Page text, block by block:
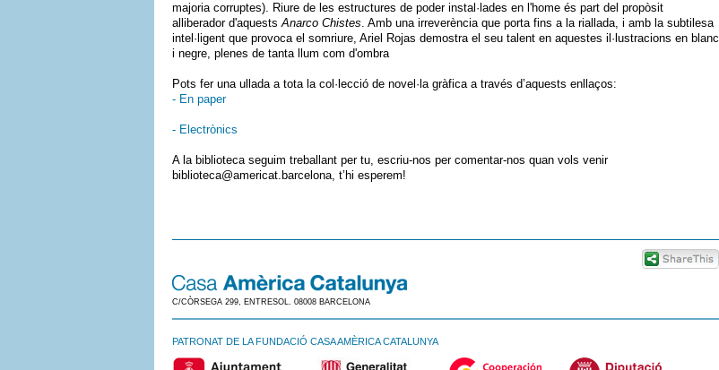
majoria corruptes). Riure de les estructures de poder instal·lades en l'home és part del propòsit
alliberador d'aquestsAnarco Chistes. Amb una irreverència que porta fins a la riallada, i amb la subtilesa
intel·ligent que provoca el somriure, Ariel Rojas demostra el seu talent en aquestes il·lustracions en blanc
i negre, plenes de tanta llum com d'ombra
Pots fer una ullada a tota la col·lecció de novel·la gràfica a través d’aquests enllaços:
- En paper
- Electrònics
A la biblioteca seguim treballant per tu, escriu-nos per comentar-nos quan vols venir
biblioteca@americat.barcelona, t’hi esperem!
C/CÒRSEGA 299, ENTRESOL. 08008 BARCELONA
PATRONAT DE LA FUNDACIÓ CASA AMÈRICA CATALUNYA